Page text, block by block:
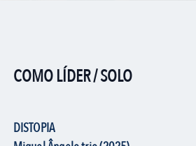
COMO LÍDER / SOLO
DISTOPIA